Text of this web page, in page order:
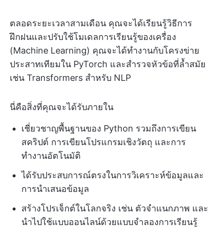
ตลอดระยะเวลาสามเดือน คุณจะได้เรียนรู้วิธีการ
ฝึกฝนและปรับใช้โมเดลการเรียนรู้ของเครื่อง
(Machine Learning) คุณจะได้ทำงานกับโครงข่าย
ประสาทเทียมใน PyTorch และสำรวจหัวข้อที่ล้ำสมัย
เช่น Transformers สำหรับ NLP
นี่คือสิ่งที่คุณจะได้รับภายใน
เชี่ยวชาญพื้นฐานของ Python รวมถึงการเขียน
สคริปต์ การเขียนโปรแกรมเชิงวัตถุ และการ
ทำงานอัตโนมัติ
ได้รับประสบการณ์ตรงในการวิเคราะห์ข้อมูลและ
การนำเสนอข้อมูล
สร้างโปรเจ็กต์ในโลกจริง เช่น ตัวจำแนกภาพ และ
นำไปใช้แบบออนไลน์ด้วยแบบจำลองการเรียนรู้